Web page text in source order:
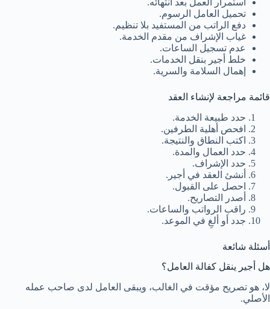
تحميل العامل الرسوم.
دفع الراتب من المستفيد بلا تنظيم.
غياب الإشراف من مقدم الخدمة.
عدم تسجيل الساعات.
خلط أجير بنقل الخدمات.
إهمال السلامة والسرية.
قائمة مراجعة لإنشاء العقد
حدد طبيعة الخدمة.
افحص أهلية الطرفين.
اكتب النطاق والنتيجة.
حدد العمال والمدة.
حدد الإشراف.
أنشئ العقد في أجير.
احصل على القبول.
أصدر التصاريح.
راقب الرواتب والساعات.
جدد أو ألغِ في الموعد.
أسئلة شائعة
هل أجير ينقل كفالة العامل؟
لا، هو تصريح مؤقت في الغالب، ويبقى العامل لدى صاحب عمله
الأصلي.